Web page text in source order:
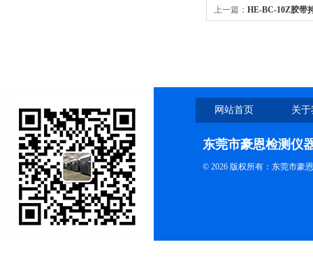
上一篇： HE-BC-10Z胶带
网站首页 关
东莞市豪恩检测仪
© 2026 版权所有：东莞市豪